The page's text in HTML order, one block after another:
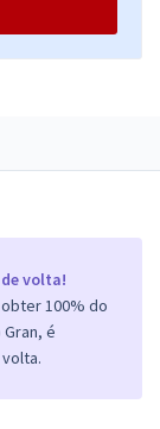
volta!
100% do
é